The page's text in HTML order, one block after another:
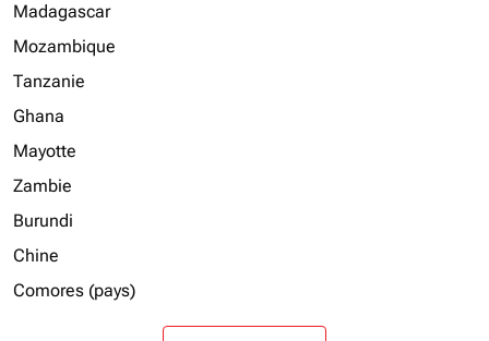
Madagascar
Mozambique
Tanzanie
Ghana
Mayotte
Zambie
Burundi
Chine
Comores (pays)